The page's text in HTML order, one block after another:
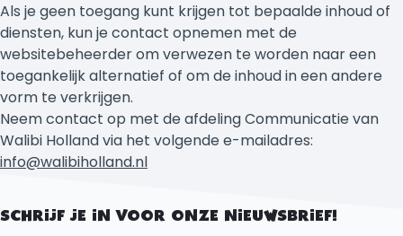
Als je geen toegang kunt krijgen tot bepaalde inhoud of
diensten, kun je contact opnemen met de
websitebeheerder om verwezen te worden naar een
toegankelijk alternatief of om de inhoud in een andere
vorm te verkrijgen.
Neem contact op met de afdeling Communicatie van
Walibi Holland via het volgende e-mailadres:
info@walibiholland.nl
SCHRIJF JE IN VOOR ONZE NIEUWSBRIEF!